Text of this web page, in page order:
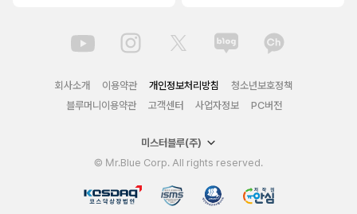
회사소개 이용약관 개인정보처리방침
청소년보호정책
블루머니이용약관
고객센터 사업자정보 PC버전
미스터블루(주)
© Mr.Blue Corp. All rights reserved.